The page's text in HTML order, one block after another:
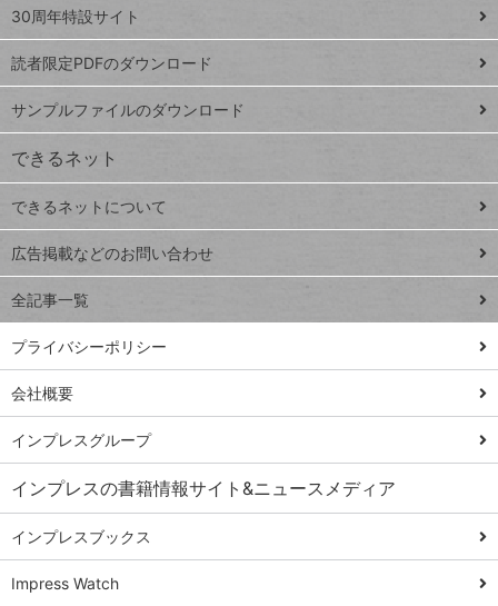
スプレ
ッドシ
ート
iPhone
VLOOKUP
close
閉じ
る
ッ
プ
ペ
ジ
連載
Excel Q&A
トイアンナ流仕
事術
ではじめる業務
の完全自動化
AI議事録作成術
Windows 11
Q&A
Teams踏み込み
活用術
Excel講師の仕事
術
30周年特設サイト
読者限定PDFのダウンロード
サンプルファイルのダウンロード
できるネット
できるネットについて
広告掲載などのお問い合わせ
全記事一覧
プライバシーポリシー
会社概要
インプレスグループ
インプレスの書籍情報サイト&ニュースメディア
インプレスブックス
Impress Watch